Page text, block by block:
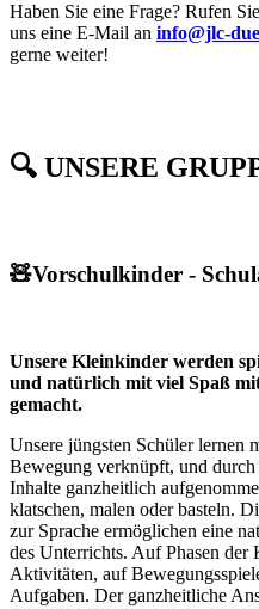
Haben Sie eine Frage? Rufen
uns eine E-Mail an info@jlc-
gerne weiter!
🔍 UNSERE
🧸Vorschulkinder -
Unsere Kleinkinder werden
und natürlich mit viel Spaß
gemacht.
Unsere jüngsten Schüler lernen
Bewegung verknüpft, und
Inhalte ganzheitlich
klatschen, malen oder basteln.
zur Sprache ermöglichen eine
des Unterrichts. Auf Phasen der
Aktivitäten, auf
Aufgaben. Der ganzheitliche